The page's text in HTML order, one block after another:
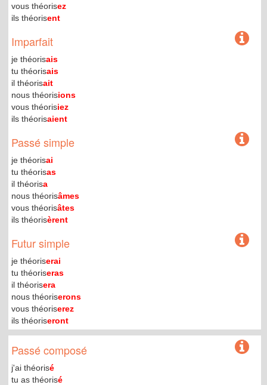
vous théorisez
ils théorisent
Imparfait
je théorisais
tu théorisais
il théorisait
nous théorisions
vous théorisiez
ils théorisaient
Passé simple
je théorisai
tu théorisas
il théorisa
nous théorisâmes
vous théorisâtes
ils théorisèrent
Futur simple
je théoriserai
tu théoriseras
il théorisera
nous théoriserons
vous théoriserez
ils théoriseront
Passé composé
j'ai théorisé
tu as théorisé